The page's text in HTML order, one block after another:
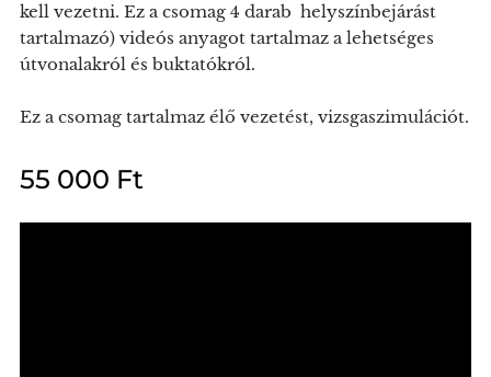
kell vezetni. Ez a csomag 4 darab helyszínbejárást
tartalmazó) videós anyagot tartalmaz a lehetséges
útvonalakról és buktatókról.
Ez a csomag tartalmaz élő vezetést, vizsgaszimulációt.
55 000 Ft